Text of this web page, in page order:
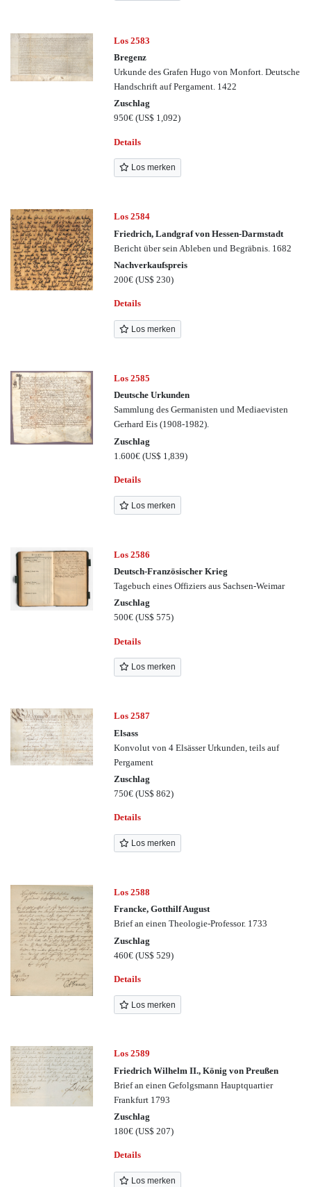
Los 2583
Bregenz
Urkunde des Grafen Hugo von Monfort. Deutsche
Handschrift auf Pergament. 1422
Zuschlag
950€(US$ 1,092)
Details
Los merken
Los 2584
Friedrich, Landgraf von Hessen-Darmstadt
Bericht über sein Ableben und Begräbnis. 1682
Nachverkaufspreis
200€(US$ 230)
Details
Los merken
Los 2585
Deutsche Urkunden
Sammlung des Germanisten und Mediaevisten
Gerhard Eis (1908-1982).
Zuschlag
1.600€(US$ 1,839)
Details
Los merken
Los 2586
Deutsch-Französischer Krieg
Tagebuch eines Offiziers aus Sachsen-Weimar
Zuschlag
500€(US$ 575)
Details
Los merken
Los 2587
Elsass
Konvolut von 4 Elsässer Urkunden, teils auf
Pergament
Zuschlag
750€(US$ 862)
Details
Los merken
Los 2588
Francke, Gotthilf August
Brief an einen Theologie-Professor. 1733
Zuschlag
460€(US$ 529)
Details
Los merken
Los 2589
Friedrich Wilhelm II., König von Preußen
Brief an einen Gefolgsmann Hauptquartier
Frankfurt 1793
Zuschlag
180€(US$ 207)
Details
Los merken